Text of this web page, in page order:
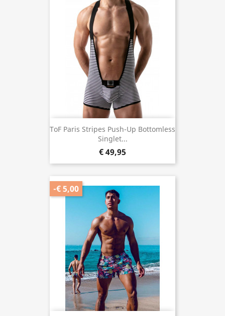
ToF Paris Stripes Push-Up Bottomless
Singlet...
€ 49,95
-€ 5,00